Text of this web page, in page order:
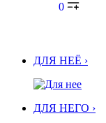
0
ДЛЯ НЕЁ ›
ДЛЯ НЕГО ›